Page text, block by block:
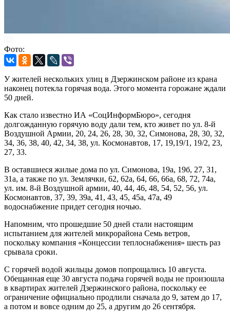
Фото:
У жителей нескольких улиц в Дзержинском районе из крана
наконец потекла горячая вода. Этого момента горожане ждали
50 дней.
Как стало известно ИА «СоцИнформБюро», сегодня
долгожданную горячую воду дали тем, кто живет по ул. 8-й
Воздушной Армии, 20, 24, 26, 28, 30, 32, Симонова, 28, 30, 32,
34, 36, 38, 40, 42, 34, 38, ул. Космонавтов, 17, 19,19/1, 19/2, 23,
27, 33.
В оставшиеся жилые дома по ул. Симонова, 19а, 19б, 27, 31,
31а, а также по ул. Землячки, 62, 62а, 64, 66, 66а, 68, 72, 74а,
ул. им. 8-й Воздушной армии, 40, 44, 46, 48, 54, 52, 56, ул.
Космонавтов, 37, 39, 39а, 41, 43, 45, 45а, 47а, 49
водоснабжение придет сегодня ночью.
Напомним, что прошедшие 50 дней стали настоящим
испытанием для жителей микрорайона Семь ветров,
поскольку компания «Концессии теплоснабжения» шесть раз
срывала сроки.
С горячей водой жильцы домов попрощались 10 августа.
Обещанная еще 30 августа подача горячей воды не произошла
в квартирах жителей Дзержинского района, поскольку ее
ограничение официально продлили сначала до 9, затем до 17,
а потом и вовсе одним до 25, а другим до 26 сентября.